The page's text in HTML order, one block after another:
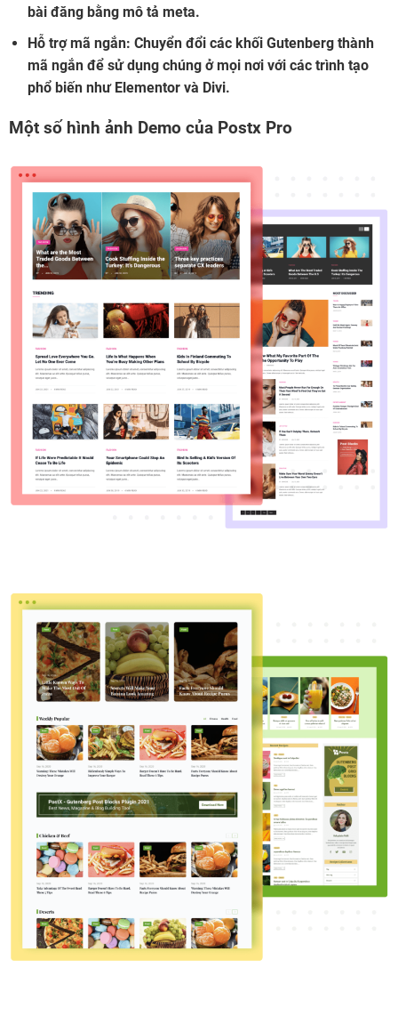
bài đăng bằng mô tả meta.
Hỗ trợ mã ngắn: Chuyển đổi các khối Gutenberg thành
mã ngắn để sử dụng chúng ở mọi nơi với các trình tạo
phổ biến như Elementor và Divi.
Một số hình ảnh Demo của Postx Pro